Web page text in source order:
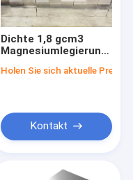
Dichte 1,8 gcm3
1000mm3000mm
Automobilindustrie
und
Elektronikindustrie
Holen Sie sich aktuelle Preis
Kontakt